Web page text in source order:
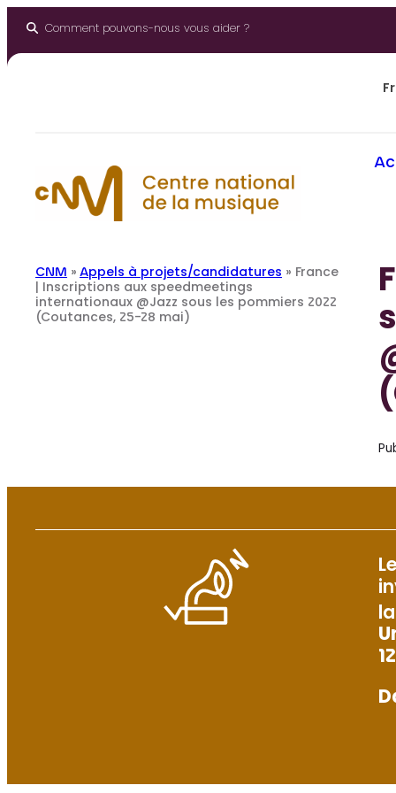
Comment pouvons-nous vous aider ?
Fr
CNM » Appels à projets/candidatures » France
| Inscriptions aux speedmeetings
internationaux @Jazz sous les pommiers 2022
(Coutances, 25-28 mai)